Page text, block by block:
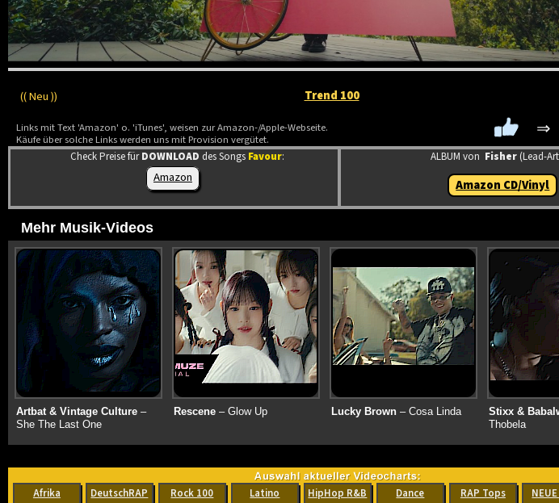
(( Neu )) Trend 100
Links mit Text 'Amazon' o. 'iTunes', weisen zur Amazon-/Apple-Webseite.
Käufe über solche Links werden uns mit Provision vergütet.
⇒
Check Preise fürDOWNLOAD des Songs Favour:
Amazon
ALBUM von Fisher (Lead-
Amazon CD/Vinyl
Mehr Musik-Videos
Artbat & Vintage Culture–
She The Last One
Rescene– Glow Up Lucky Brown– Cosa Linda Stixx &
Thobela
Afrika DeutschRAP Rock 100 Latino HipHop R&B Dance RAP Tops